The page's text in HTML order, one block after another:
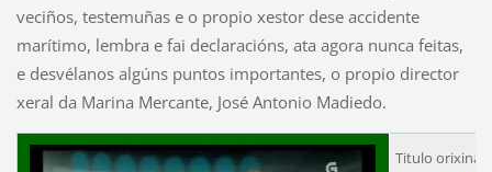
veciños, testemuñas e o propio xestor dese accidente
marítimo, lembra e fai declaracións, ata agora nunca feitas,
e desvélanos algúns puntos importantes, o propio director
xeral da Marina Mercante, José Antonio Madiedo.
Titulo orixinal: